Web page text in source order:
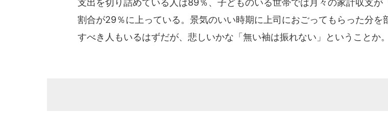
支出を切り詰めている人は89％、子どものいる世帯では月々の家計収支が
割合が29％に上っている。景気のいい時期に上司におごってもらった分を
すべき人もいるはずだが、悲しいかな「無い袖は振れない」ということか。